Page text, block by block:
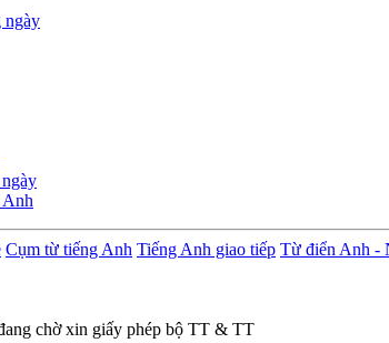
ngày
Anh
Cụm từ tiếng Anh Tiếng Anh giao tiếp Từ điển Anh -
chờ xin giấy phép bộ TT & TT